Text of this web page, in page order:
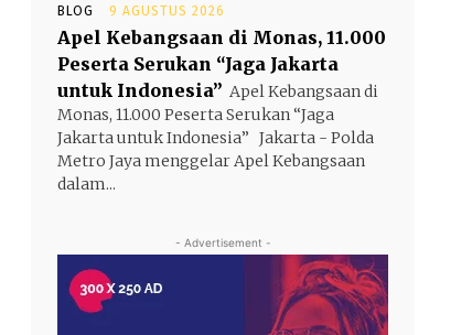
BLOG 9 AGUSTUS 2026
Apel Kebangsaan di Monas, 11.000
Peserta Serukan “Jaga Jakarta
untuk Indonesia” Apel Kebangsaan di
Monas, 11.000 Peserta Serukan “Jaga
Jakarta untuk Indonesia” Jakarta - Polda
Metro Jaya menggelar Apel Kebangsaan
dalam...
- Advertisement -